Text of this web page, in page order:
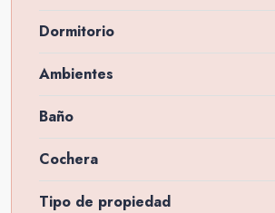
Dormitorio
Ambientes
Baño
Cochera
Tipo de propiedad